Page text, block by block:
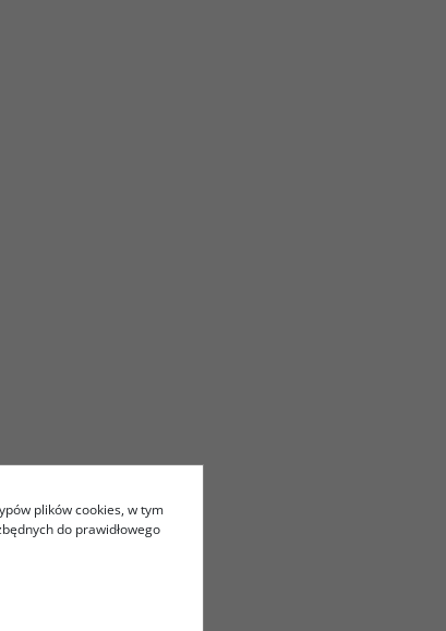
plików cookies, w tym
do prawidłowego